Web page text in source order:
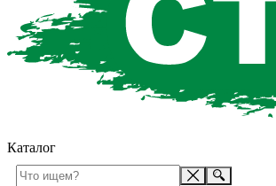
Каталог